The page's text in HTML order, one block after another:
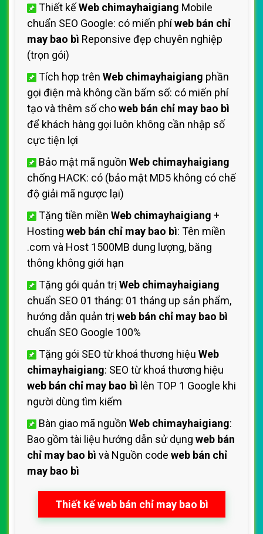
Thiết kếWeb chimayhaigiang Mobile
chuẩn SEO Google: có miến phíweb bán chỉ
may bao bì Reponsive đẹp chuyên nghiệp
(trọn gói)
Tích hợp trên Web chimayhaigiang phần
gọi điện mà không cần bấm số: có miến phí
tạo và thêm số choweb bán chỉ may bao bì
để khách hàng gọi luôn không cần nhập số
cực tiện lợi
Bảo mật mã nguồn Web chimayhaigiang
chống HACK: có (bảo mật MD5 không có chế
độ giải mã ngược lại)
Tặng tiền miền Web chimayhaigiang +
Hosting web bán chỉ may bao bì: Tên miền
.com và Host 1500MB dung lượng, băng
thông không giới hạn
Tặng gói quản trị Web chimayhaigiang
chuẩn SEO 01 tháng: 01 tháng up sản phẩm,
hướng dẫn quản trị web bán chỉ may bao bì
chuẩn SEO Google 100%
Tặng gói SEO từ khoá thương hiệu Web
chimayhaigiang: SEO từ khoá thương hiệu
web bán chỉ may bao bì lên TOP 1 Google khi
người dùng tìm kiếm
Bàn giao mã nguồn Web chimayhaigiang:
Bao gồm tài liệu hướng dẫn sử dụng web bán
chỉ may bao bì và Nguồn code web bán chỉ
may bao bì
Thiết kế web bán chỉ may bao bì